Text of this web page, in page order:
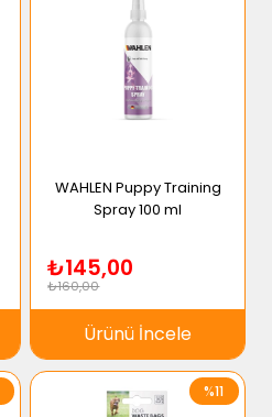
WAHLEN Puppy Training
Spray 100 ml
₺145,00
₺160,00
Ürünü İncele
%11